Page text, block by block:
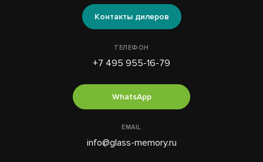
Контакты дилеров
ТЕЛЕФОН
+7 495 955-16-79
WhatsApp
EMAIL
info@glass-memory.ru